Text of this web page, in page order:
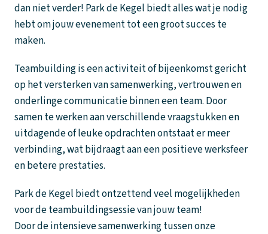
dan niet verder! Park de Kegel biedt alles wat je nodig
hebt om jouw evenement tot een groot succes te
maken.
Teambuilding is een activiteit of bijeenkomst gericht
op het versterken van samenwerking, vertrouwen en
onderlinge communicatie binnen een team. Door
samen te werken aan verschillende vraagstukken en
uitdagende of leuke opdrachten ontstaat er meer
verbinding, wat bijdraagt aan een positieve werksfeer
en betere prestaties.
Park de Kegel biedt ontzettend veel mogelijkheden
voor de teambuildingsessie van jouw team!
Door de intensieve samenwerking tussen onze